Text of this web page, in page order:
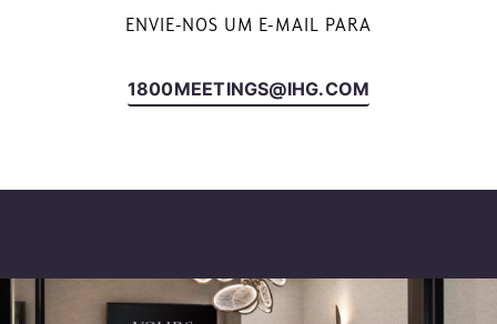
ENVIE-NOS UM E-MAIL PARA
1800MEETINGS@IHG.COM